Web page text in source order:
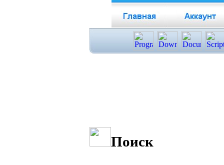
Поиск